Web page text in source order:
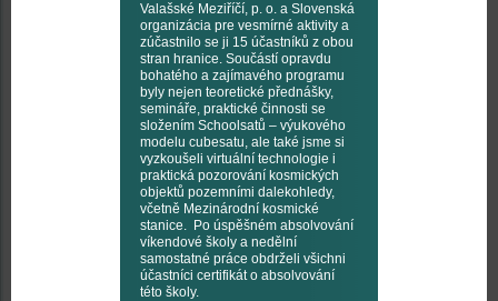
Valašské Meziříčí, p. o. a Slovenská
organizácia pre vesmírné aktivity a
zúčastnilo se ji 15 účastníků z obou
stran hranice. Součástí opravdu
bohatého a zajímavého programu
byly nejen teoretické přednášky,
semináře, praktické činnosti se
složením Schoolsatů – výukového
modelu cubesatu, ale také jsme si
vyzkoušeli virtuální technologie i
praktická pozorování kosmických
objektů pozemními dalekohledy,
včetně Mezinárodní kosmické
stanice. Po úspěšném absolvování
víkendové školy a nedělní
samostatné práce obdrželi všichni
účastníci certifikát o absolvování
této školy.